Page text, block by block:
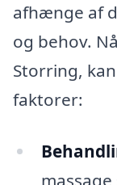
afhænge af
og behov.
Storring,
faktorer: